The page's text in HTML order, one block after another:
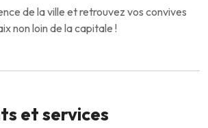
de la ville et retrouvez vos convives
non loin de la capitale !
et services